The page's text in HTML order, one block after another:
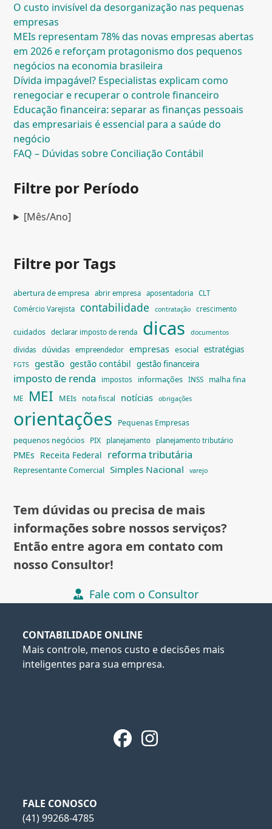
O custo invisível da desorganização nas pequenas
empresas
MEIs representam 78% das novas empresas abertas
em 2026 e reforçam protagonismo dos pequenos
negócios na economia brasileira
Dívida impagável? Especialistas explicam como
renegociar e recuperar o controle financeiro
Educação financeira: separar as finanças pessoais
das empresariais é essencial para a saúde do
negócio
FAQ – Dúvidas sobre Conciliação Contábil
Filtre por Período
[Mês/Ano]
Filtre por Tags
abertura de empresa abrir empresa aposentadoria
CLT
Comércio Varejista
contabilidade contratação crescimento
cuidados declarar imposto de renda dicas documentos
dívidas dúvidas empreendedor empresas esocial estratégias
FGTS gestão gestão contábil gestão financeira
imposto de renda impostos informações INSS malha fina
ME MEI MEIs nota fiscal notícias obrigações
orientações Pequenas Empresas
pequenos negócios PIX planejamento planejamento tributário
PMEs Receita Federal reforma tributária
Representante Comercial Simples Nacional varejo
Tem dúvidas ou precisa de mais
informações sobre nossos serviços?
Então entre agora em contato com
nosso Consultor!
Fale com o Consultor
CONTABILIDADE ONLINE
Mais controle, menos custo e decisões mais
inteligentes para sua empresa.
Facebook
Instagram
FALE CONOSCO
(41) 99268-4785